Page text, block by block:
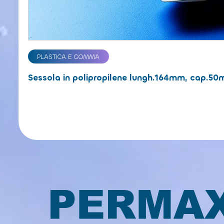
PLASTICA E GOMMA
Sessola in polipropilene lungh.164mm,